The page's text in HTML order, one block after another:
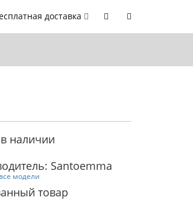
доставка
наличии
Santoemma
модели
товар